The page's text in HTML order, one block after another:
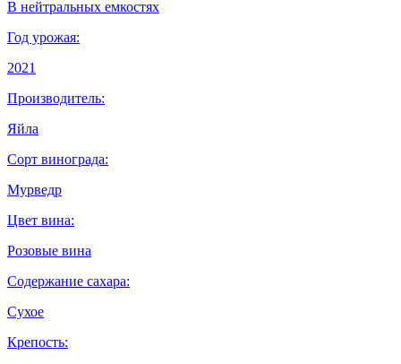
В нейтральных емкостях
Год урожая:
2021
Производитель:
Яйла
Сорт винограда:
Мурведр
Цвет вина:
Розовые вина
Содержание сахара:
Сухое
Крепость: